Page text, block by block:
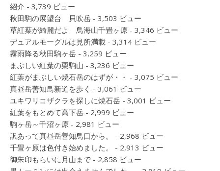
紹介 - 3,739 ビュー
秋田駒の展望台 貝吹岳 - 3,503 ビュー
草紅葉が綺麗だよ 鳥海山千畳ヶ原 - 3,346 ビュー
デュアルモーグルは見所満載 - 3,314 ビュー
霧雨降る秋田駒ヶ岳 - 3,259 ビュー
まぶしい紅葉の栗駒山 - 3,236 ビュー
紅葉がまぶしい焼石岳のはずが・・ - 3,075 ビュー
真昼岳善知鳥新道を歩く - 3,061 ビュー
ユキワリコザクラを探しに焼石岳 - 3,001 ビュー
紅葉をもとめて高下岳 - 2,999 ビュー
駒ヶ岳～千沼ヶ原 - 2,981 ビュー
訳あって真昼岳善知鳥口から。
- 2,968 ビュー
千畳ヶ原は色付き始めました。
- 2,913 ビュー
御朱印もらいに月山まで - 2,858 ビュー